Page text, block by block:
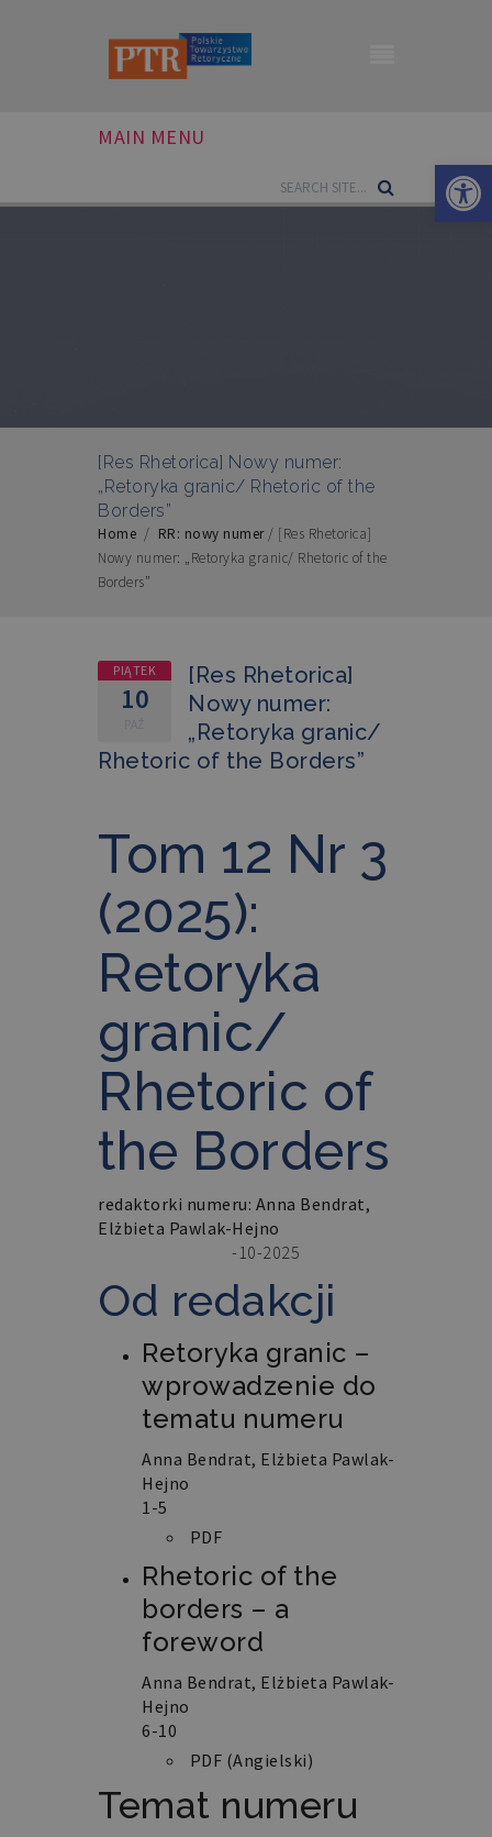
MAIN MENU
[Res Rhetorica] Nowy numer:
„Retoryka granic/ Rhetoric of the
Borders”
Home / RR: nowy numer/ [Res Rhetorica]
Nowy numer: „Retoryka granic/ Rhetoric of the
Borders”
PIĄTEK
10
PAŹ
[Res Rhetorica]
Nowy numer:
„Retoryka granic/
Rhetoric of the Borders”
Tom 12 Nr 3
(2025):
Retoryka
granic/
Rhetoric of
the Borders
redaktorki numeru: Anna Bendrat,
Elżbieta Pawlak-Hejno
-10-2025
Od redakcji
Retoryka granic –
wprowadzenie do
tematu numeru
Anna Bendrat, Elżbieta Pawlak-
Hejno
1-5
PDF
Rhetoric of the
borders – a
foreword
Anna Bendrat, Elżbieta Pawlak-
Hejno
6-10
PDF (Angielski)
Temat numeru